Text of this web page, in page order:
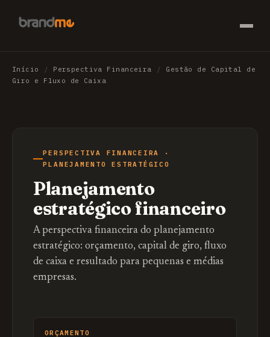
Início / Perspectiva Financeira /
Gestão de Capital de
Giro e Fluxo de Caixa
PERSPECTIVA FINANCEIRA ·
PLANEJAMENTO ESTRATÉGICO
Planejamento
estratégico financeiro
A perspectiva financeira do planejamento
estratégico: orçamento, capital de giro, fluxo
de caixa e resultado para pequenas e médias
empresas.
ORÇAMENTO